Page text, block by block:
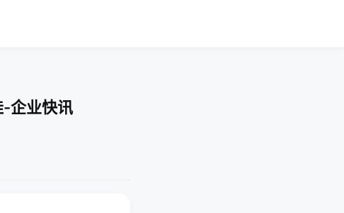
-企业快讯